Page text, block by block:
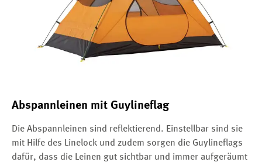
Abspannleinen mit Guylineflag
Die Abspannleinen sind reflektierend. Einstellbar sind sie
mit Hilfe des Linelock und zudem sorgen die Guylineflags
dafür, dass die Leinen gut sichtbar und immer aufgeräumt